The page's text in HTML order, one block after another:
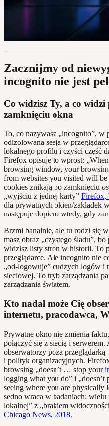
Zacznijmy od
incognito nie jest
Co widzisz Ty, a co
zamknięciu okna
To, co nazywasz „incognito”, w
odizolowana sesja w
lokalnego profilu i czyści część
Firefox opisuje to wprost:
browsing window, your
from websites you visited will
cookies znikają po zamknięciu
„wyjściu z jednej karty” Firefox,
dla prywatnych okien/zakładek
następuje dopiero wtedy, gdy
Brzmi banalnie, ale tu rodzi się
masz obraz „czystego śladu”,
widzisz listy stron w historii. To
przeglądarce. Ale incognito nie
„od-logowuje” cudzych logów i
sieciowej. To tryb zarządzania
zarządzania światem.
Kto nadal może Cię
internetu, pracodawca,
Prywatne okno nie zmienia
połączyć się z siecią i serwerem.
obserwatorzy poza
i polityk organizacyjnych.
browsing „doesn’t … stop your
logging what you do” i „doesn’t
seeing where you are physically
sedno wraca w badaniach:
lokalnej” z „brakiem
Chicago News, 2018.